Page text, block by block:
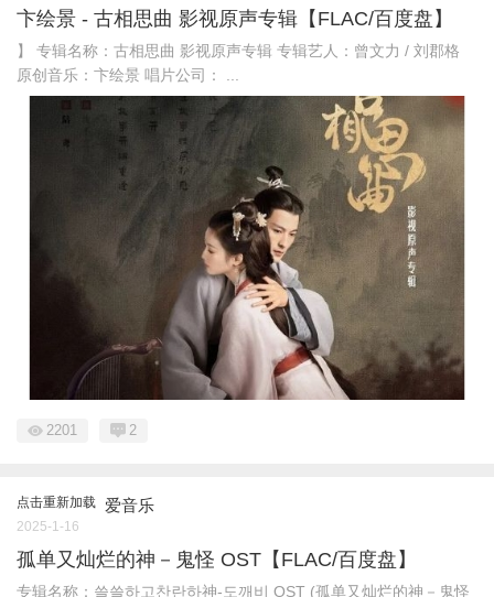
卞绘景 - 古相思曲 影视原声专辑【FLAC/百度盘】
】 专辑名称：古相思曲 影视原声专辑 专辑艺人：曾文力 / 刘郡格
原创音乐：卞绘景 唱片公司： ...
2201 2
点击重新加载 爱音乐
2025-1-16
孤单又灿烂的神－鬼怪 OST【FLAC/百度盘】
专辑名称：쓸쓸하고찬란하神-도깨비 OST (孤单又灿烂的神－鬼怪